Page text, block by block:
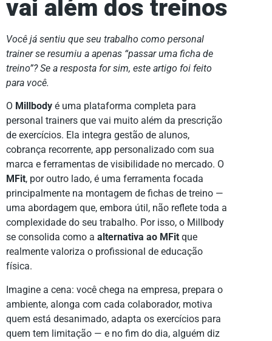
vai além dos treinos
Você já sentiu que seu trabalho como personal
trainer se resumiu a apenas “passar uma ficha de
treino”? Se a resposta for sim, este artigo foi feito
para você.
O Millbody é uma plataforma completa para
personal trainers que vai muito além da prescrição
de exercícios. Ela integra gestão de alunos,
cobrança recorrente, app personalizado com sua
marca e ferramentas de visibilidade no mercado. O
MFit, por outro lado, é uma ferramenta focada
principalmente na montagem de fichas de treino —
uma abordagem que, embora útil, não reflete toda a
complexidade do seu trabalho. Por isso, o Millbody
se consolida como a alternativa ao MFit que
realmente valoriza o profissional de educação
física.
Imagine a cena: você chega na empresa, prepara o
ambiente, alonga com cada colaborador, motiva
quem está desanimado, adapta os exercícios para
quem tem limitação — e no fim do dia, alguém diz